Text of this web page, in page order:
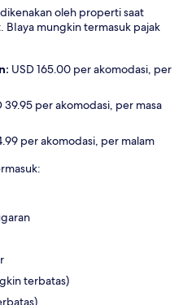
oleh properti saat
mungkin termasuk pajak
USD 165.00 per akomodasi, per
39.95 per akomodasi, per masa
per akomodasi, per malam
terbatas)